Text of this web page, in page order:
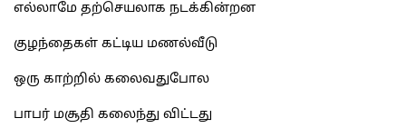
எல்லாமே தற்செயலாக நடக்கின்றன
குழந்தைகள் கட்டிய மணல்வீடு
ஒரு காற்றில் கலைவதுபோல
பாபர் மசூதி கலைந்து விட்டது